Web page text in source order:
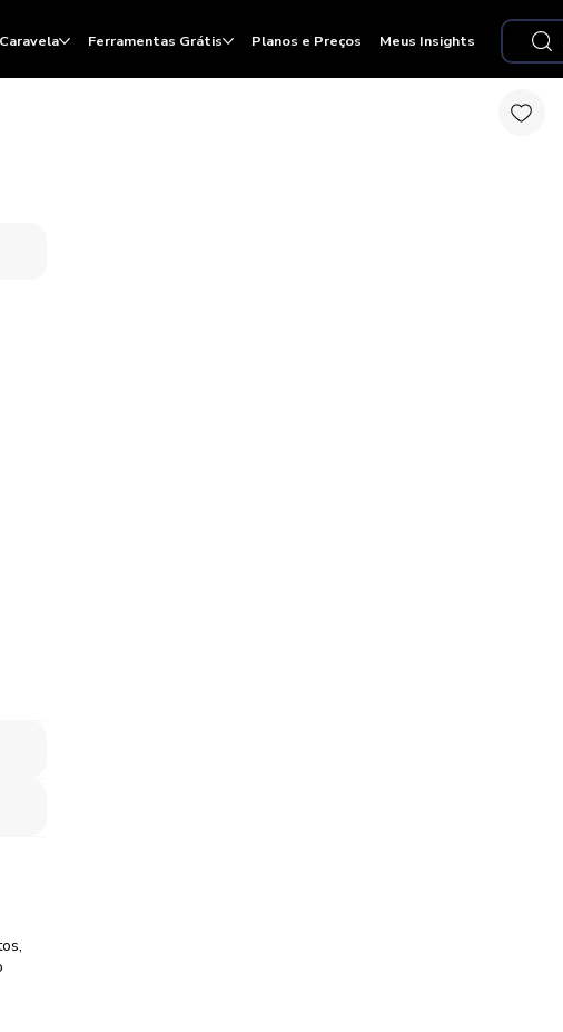
Ferramentas Grátis Planos e Preços Meus Insights